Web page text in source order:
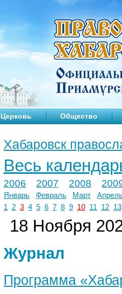
Церковь Общество
Хабаровск
Весь
2006 2007 2008
Январь Февраль Март
1
2 3 4 5 6 7 8 9 10 11 12 13
18 Ноября
Журнал
Программа